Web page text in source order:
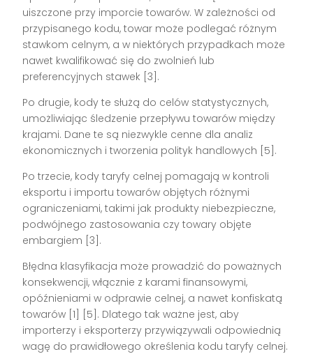
uiszczone przy imporcie towarów. W zależności od
przypisanego kodu, towar może podlegać różnym
stawkom celnym, a w niektórych przypadkach może
nawet kwalifikować się do zwolnień lub
preferencyjnych stawek [3].
Po drugie, kody te służą do celów statystycznych,
umożliwiając śledzenie przepływu towarów między
krajami. Dane te są niezwykle cenne dla analiz
ekonomicznych i tworzenia polityk handlowych [5].
Po trzecie, kody taryfy celnej pomagają w kontroli
eksportu i importu towarów objętych różnymi
ograniczeniami, takimi jak produkty niebezpieczne,
podwójnego zastosowania czy towary objęte
embargiem [3].
Błędna klasyfikacja może prowadzić do poważnych
konsekwencji, włącznie z karami finansowymi,
opóźnieniami w odprawie celnej, a nawet konfiskatą
towarów [1] [5]. Dlatego tak ważne jest, aby
importerzy i eksporterzy przywiązywali odpowiednią
wagę do prawidłowego określenia kodu taryfy celnej.